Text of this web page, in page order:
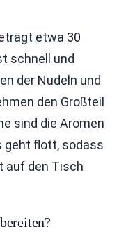
etwa 30
schnell und
der Nudeln und
den Großteil
sind die Aromen
geht flott, sodass
auf den Tisch